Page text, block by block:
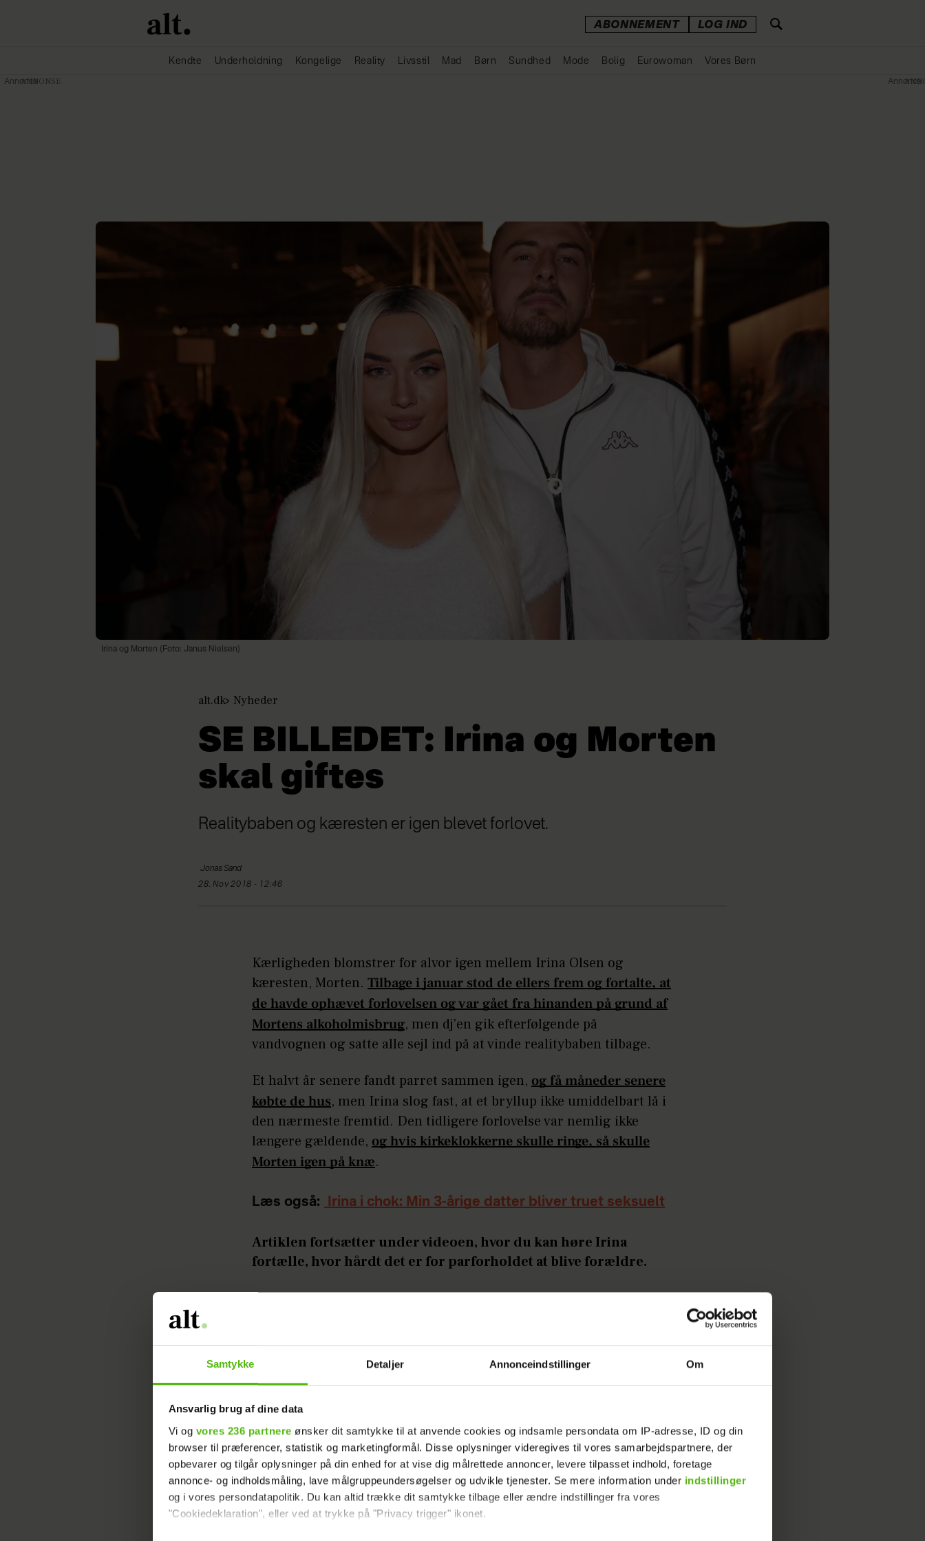
Samtykke Detaljer Annonceindstillinger Om
Ansvarlig brug af dine data
Vi og vores 236 partnere ønsker dit samtykke til at anvende cookies og indsamle persondata om IP-adresse, ID og din
browser til præferencer, statistik og marketingformål. Disse oplysninger videregives til vores samarbejdspartnere, der
opbevarer og tilgår oplysninger på din enhed for at vise dig målrettede annoncer, levere tilpasset indhold, foretage
annonce- og indholdsmåling, lave målgruppeundersøgelser og udvikle tjenester. Se mere information under indstillinger
og i vores persondatapolitik. Du kan altid trække dit samtykke tilbage eller ændre indstillinger fra vores
"Cookiedeklaration", eller ved at trykke på "Privacy trigger" ikonet.
ABONNEMENT LOG IND
Kendte Underholdning Kongelige Reality Livsstil Mad Børn Sundhed Mode Bolig Eurowoman Vores Børn
Irina og Morten (Foto: Janus Nielsen)
alt.dk Nyheder
SE BILLEDET: Irina og Morten
skal giftes
Realitybaben og kæresten er igen blevet forlovet.
JonasSand
28. Nov 2018 - 12:46
Kærligheden blomstrer for alvor igen mellem Irina Olsen og
kæresten, Morten. Tilbage i januar stod de ellers frem og fortalte, at
de havde ophævet forlovelsen og var gået fra hinanden på grund af
Mortens alkoholmisbrug, men dj'en gik efterfølgende på
vandvognen og satte alle sejl ind på at vinde realitybaben tilbage.
Et halvt år senere fandt parret sammen igen, og få måneder senere
købte de hus, men Irina slog fast, at et bryllup ikke umiddelbart lå i
den nærmeste fremtid. Den tidligere forlovelse var nemlig ikke
længere gældende, og hvis kirkeklokkerne skulle ringe, så skulle
Morten igen på knæ.
Læs også: Irina i chok: Min 3-årige datter bliver truet seksuelt
Artiklen fortsætter under videoen, hvor du kan høre Irina
fortælle, hvor hårdt det er for parforholdet at blive forældre.
Det var han så i går under parrets tur til Milano. Her friede han
med en smuk ring, og Irina var ikke i tvivl om svaret. Det afslører
- Jeg glæder mig til at tilbringe resten af mit liv med min bedste ven,
og jeg er taknemmelig for, at vi har fundet hinanden igen og er
stærkere sammen end nogensinde. Kærlighed overvinder alt - it’s
true! Jeg elsker dig skat, skriver hun til billedet af parret.
Irina og Morten har sammen datteren Allessia på tre år, og nu kan
Annonce Annonce